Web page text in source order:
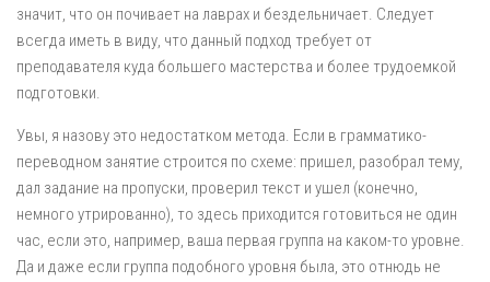
значит, что он почивает на лаврах и бездельничает. Следует
всегда иметь в виду, что данный подход требует от
преподавателя куда большего мастерства и более трудоемкой
подготовки.
Увы, я назову это недостатком метода. Если в грамматико-
переводном занятие строится по схеме: пришел, разобрал тему,
дал задание на пропуски, проверил текст и ушел (конечно,
немного утрированно), то здесь приходится готовиться не один
час, если это, например, ваша первая группа на каком-то уровне.
Да и даже если группа подобного уровня была, это отнюдь не